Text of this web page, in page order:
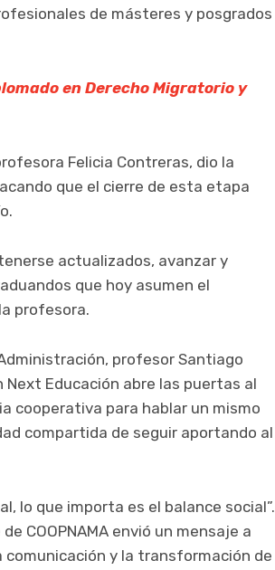
de másteres y posgrados
en Derecho Migratorio y
Felicia Contreras, dio la
que el cierre de esta etapa
actualizados, avanzar y
que hoy asumen el
profesora.
profesor Santiago
Educación abre las puertas al
cooperativa para hablar un mismo
compartida de seguir aportando al
lo que importa es el balance social”.
COOPNAMA envió un mensaje a
y la transformación de